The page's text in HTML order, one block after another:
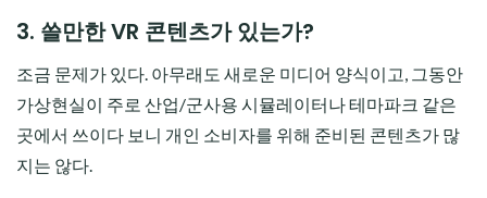
3. 쓸만한 VR 콘텐츠가 있는가?
조금 문제가 있다. 아무래도 새로운 미디어 양식이고, 그동안
가상현실이 주로 산업/군사용 시뮬레이터나 테마파크 같은
곳에서 쓰이다 보니 개인 소비자를 위해 준비된 콘텐츠가 많
지는 않다.